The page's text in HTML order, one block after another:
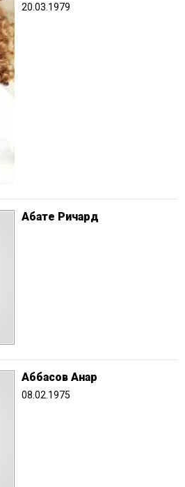
20.03.1979
Абате Ричард
Аббасов Анар
08.02.1975